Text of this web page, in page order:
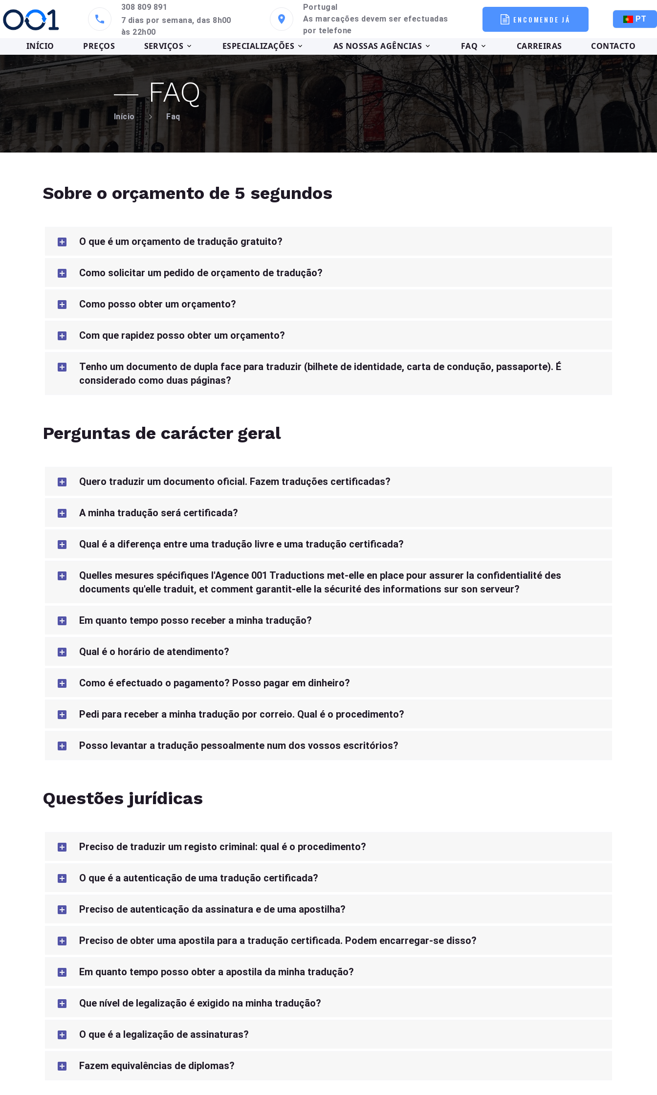
308 809 891
7 dias por semana, das 8h00
às 22h00
Portugal
As marcações devem ser efectuadas
por telefone
ENCOMENDE JÁ PT
INÍCIO PREÇOS SERVIÇOS ESPECIALIZAÇÕES AS NOSSAS AGÊNCIAS FAQ CARREIRAS CONTACTO
FAQ
Início Faq
Sobre o orçamento de 5 segundos
O que é um orçamento de tradução gratuito?
Como solicitar um pedido de orçamento de tradução?
Como posso obter um orçamento?
Com que rapidez posso obter um orçamento?
Tenho um documento de dupla face para traduzir (bilhete de identidade, carta de condução, passaporte). É
considerado como duas páginas?
Perguntas de carácter geral
Quero traduzir um documento oficial. Fazem traduções certificadas?
A minha tradução será certificada?
Qual é a diferença entre uma tradução livre e uma tradução certificada?
Quelles mesures spécifiques l'Agence 001 Traductions met-elle en place pour assurer la confidentialité des
documents qu'elle traduit, et comment garantit-elle la sécurité des informations sur son serveur?
Em quanto tempo posso receber a minha tradução?
Qual é o horário de atendimento?
Como é efectuado o pagamento? Posso pagar em dinheiro?
Pedi para receber a minha tradução por correio. Qual é o procedimento?
Posso levantar a tradução pessoalmente num dos vossos escritórios?
Questões jurídicas
Preciso de traduzir um registo criminal: qual é o procedimento?
O que é a autenticação de uma tradução certificada?
Preciso de autenticação da assinatura e de uma apostilha?
Preciso de obter uma apostila para a tradução certificada. Podem encarregar-se disso?
Em quanto tempo posso obter a apostila da minha tradução?
Que nível de legalização é exigido na minha tradução?
O que é a legalização de assinaturas?
Fazem equivalências de diplomas?